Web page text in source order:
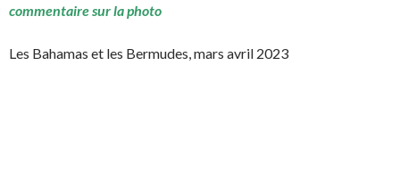
commentaire sur la photo
Les Bahamas et les Bermudes, mars avril 2023